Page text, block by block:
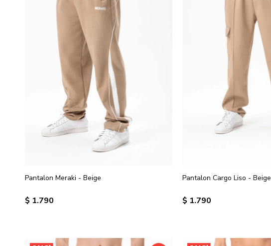
Pantalon Meraki - Beige
$ 1.790
Pantalon Cargo Liso - Beige
$ 1.790